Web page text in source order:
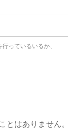
っているいるか、
とはありません。